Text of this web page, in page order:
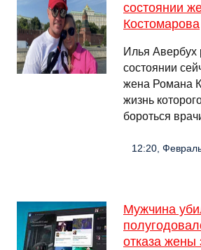
состоянии
Костомарова
Илья Авербух
состоянии
жена Романа
жизнь
бороться
12:20,
Мужчина
отказа жены